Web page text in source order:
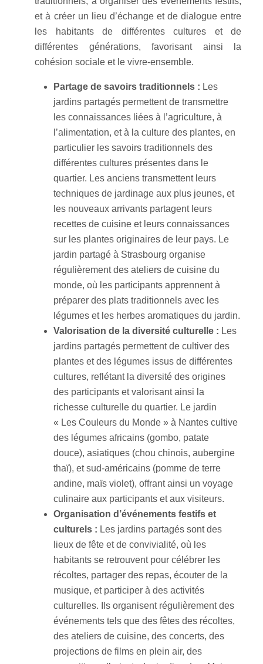
et à créer un lieu d’échange et de dialogue entre
les habitants de différentes cultures et de
différentes générations, favorisant ainsi la
cohésion sociale et le vivre-ensemble.
Partage de savoirs traditionnels : Les
jardins partagés permettent de transmettre
les connaissances liées à l’agriculture, à
l’alimentation, et à la culture des plantes, en
particulier les savoirs traditionnels des
différentes cultures présentes dans le
quartier. Les anciens transmettent leurs
techniques de jardinage aux plus jeunes, et
les nouveaux arrivants partagent leurs
recettes de cuisine et leurs connaissances
sur les plantes originaires de leur pays. Le
jardin partagé à Strasbourg organise
régulièrement des ateliers de cuisine du
monde, où les participants apprennent à
préparer des plats traditionnels avec les
légumes et les herbes aromatiques du jardin.
Valorisation de la diversité culturelle : Les
jardins partagés permettent de cultiver des
plantes et des légumes issus de différentes
cultures, reflétant la diversité des origines
des participants et valorisant ainsi la
richesse culturelle du quartier. Le jardin
« Les Couleurs du Monde » à Nantes cultive
des légumes africains (gombo, patate
douce), asiatiques (chou chinois, aubergine
thaï), et sud-américains (pomme de terre
andine, maïs violet), offrant ainsi un voyage
culinaire aux participants et aux visiteurs.
Organisation d’événements festifs et
culturels : Les jardins partagés sont des
lieux de fête et de convivialité, où les
habitants se retrouvent pour célébrer les
récoltes, partager des repas, écouter de la
musique, et participer à des activités
culturelles. Ils organisent régulièrement des
événements tels que des fêtes des récoltes,
des ateliers de cuisine, des concerts, des
projections de films en plein air, des